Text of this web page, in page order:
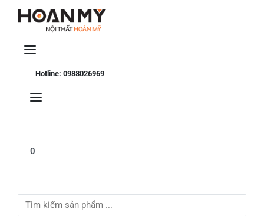
Hotline: 0988026969
0
Search
for: